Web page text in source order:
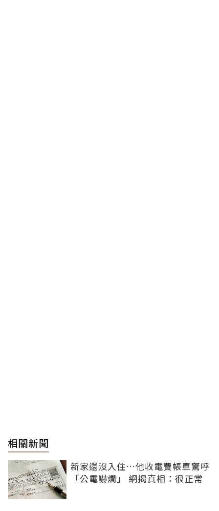
相關新聞
新家還沒入住…他收電費帳單驚呼
「公電嚇爛」 網揭真相：很正常